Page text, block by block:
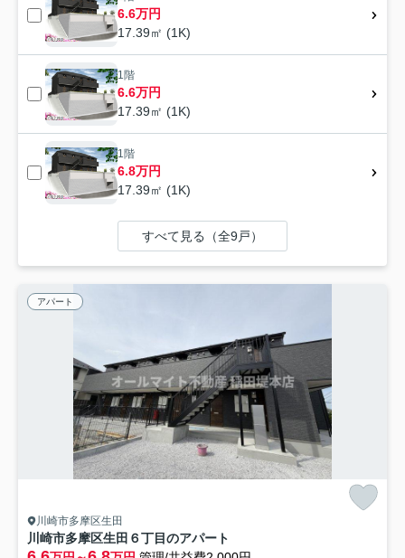
6.6万円
17.39㎡ (1K)
1階
6.6万円
17.39㎡ (1K)
1階
6.8万円
17.39㎡ (1K)
すべて見る（全9戸）
アパート
川崎市多摩区生田
川崎市多摩区生田６丁目のアパート